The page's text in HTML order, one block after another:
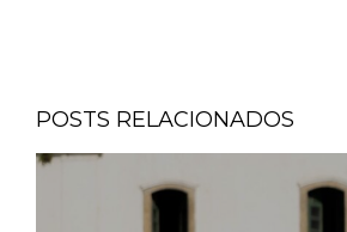
POSTS RELACIONADOS